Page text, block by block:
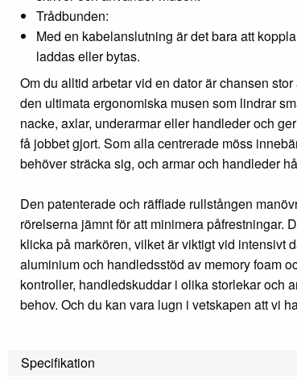
Trådbunden:
Med en kabelanslutning är det bara att
laddas eller bytas.
Om du alltid arbetar vid en dator är chansen
den ultimata ergonomiska musen som lindrar
nacke, axlar, underarmar eller handleder och
få jobbet gjort. Som alla centrerade möss
behöver sträcka sig, och armar och handleder
Den patenterade och räfflade rullstången
rörelserna jämnt för att minimera påfrestningar.
klicka på markören, vilket är viktigt vid intensivt
aluminium och handledsstöd av memory foam
kontroller, handledskuddar i olika storlekar och
behov. Och du kan vara lugn i vetskapen att vi
Specifikation